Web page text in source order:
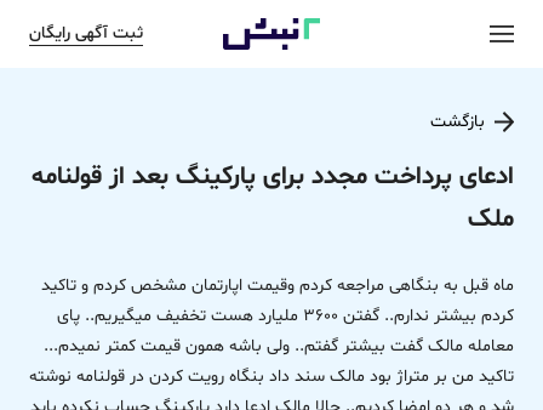
ثبت آگهی رایگان
بازگشت
ادعای پرداخت مجدد برای پارکینگ بعد از قولنامه
ملک
ماه قبل به بنگاهی مراجعه کردم وقیمت اپارتمان مشخص کردم و تاکید
کردم بیشتر ندارم.. گفتن 3600 ملیارد هست تخفیف میگیریم.. پای
معامله مالک گفت بیشتر گفتم.. ولی باشه همون قیمت کمتر نمیدم...
تاکید من بر متراژ بود مالک سند داد بنگاه رویت کردن در قولنامه نوشته